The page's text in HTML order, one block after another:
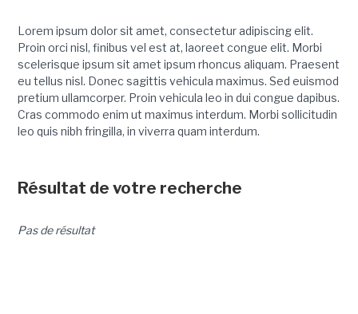
Lorem ipsum dolor sit amet, consectetur adipiscing elit.
Proin orci nisl, finibus vel est at, laoreet congue elit. Morbi
scelerisque ipsum sit amet ipsum rhoncus aliquam. Praesent
eu tellus nisl. Donec sagittis vehicula maximus. Sed euismod
pretium ullamcorper. Proin vehicula leo in dui congue dapibus.
Cras commodo enim ut maximus interdum. Morbi sollicitudin
leo quis nibh fringilla, in viverra quam interdum.
Résultat de votre recherche
Pas de résultat